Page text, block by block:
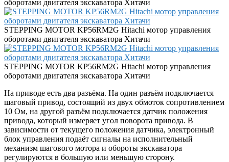
оборотами двигателя экскаватора Хитачи
STEPPING MOTOR KP56RM2G Hitachi мотор управления
оборотами двигателя экскаватора Хитачи
STEPPING MOTOR KP56RM2G Hitachi мотор управления
оборотами двигателя экскаватора Хитачи
На приводе есть два разъёма. На один разъём подключается
шаговый привод, состоящий из двух обмоток сопротивлением
10 Ом, на другой разъём подключается датчик положения
привода, который измеряет угол поворота привода. В
зависимости от текущего положения датчика, электронный
блок управления подаёт сигналы на исполнительный
механизм шагового мотора и обороты экскаватора
регулируются в большую или меньшую сторону.